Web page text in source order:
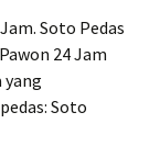
Soto Pedas
24 Jam
yang
Soto